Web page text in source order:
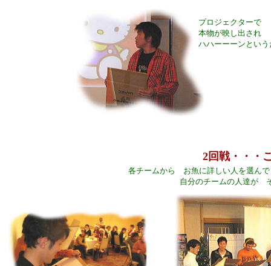
プロジェクターで
本物が映し出され
ハハーーーンという
2回戦・・・
各チームから お魚に詳しい人を選んで
自分のチームの人達が